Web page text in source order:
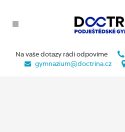
Na vaše dotazy rádi odpovíme
gymnazium@doctrina.cz